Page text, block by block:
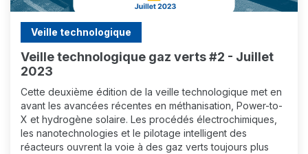
Veille technologique
Veille technologique gaz verts #2 - Juillet
2023
Cette deuxième édition de la veille technologique met en
avant les avancées récentes en méthanisation, Power-to-
X et hydrogène solaire. Les procédés électrochimiques,
les nanotechnologies et le pilotage intelligent des
réacteurs ouvrent la voie à des gaz verts toujours plus